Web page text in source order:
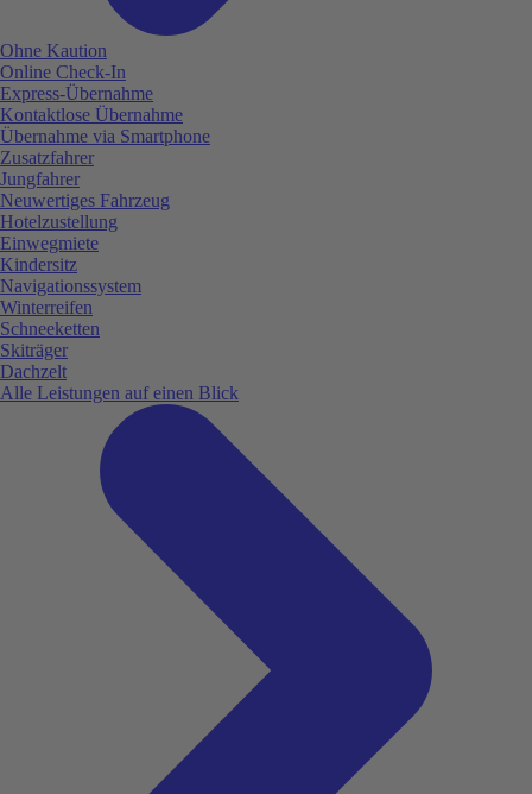
Ohne Kaution
Online Check-In
Express-Übernahme
Kontaktlose Übernahme
Übernahme via Smartphone
Zusatzfahrer
Jungfahrer
Neuwertiges Fahrzeug
Hotelzustellung
Einwegmiete
Kindersitz
Navigationssystem
Winterreifen
Schneeketten
Skiträger
Dachzelt
Alle Leistungen auf einen Blick